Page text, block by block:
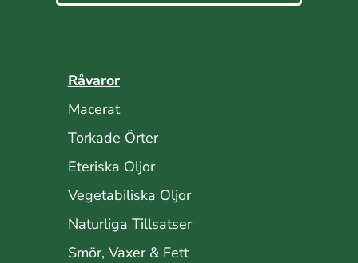
Råvaror
Macerat
Torkade Örter
Eteriska Oljor
Vegetabiliska Oljor
Naturliga Tillsatser
Smör, Vaxer & Fett